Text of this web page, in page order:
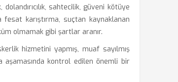
sahtecilik, güveni kötüye
karıştırma, suçtan kaynaklanan
olmamak gibi şartlar aranır.
hizmetini yapmış, muaf sayılmış
kontrol edilen önemli bir